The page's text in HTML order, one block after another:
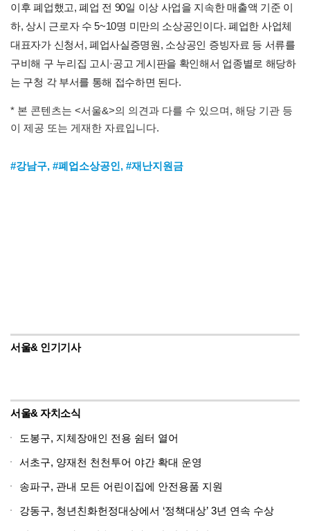
이후 폐업했고, 폐업 전 90일 이상 사업을 지속한 매출액 기준 이
하, 상시 근로자 수 5~10명 미만의 소상공인이다. 폐업한 사업체
대표자가 신청서, 폐업사실증명원, 소상공인 증빙자료 등 서류를
구비해 구 누리집 고시·공고 게시판을 확인해서 업종별로 해당하
는 구청 각 부서를 통해 접수하면 된다.
* 본 콘텐츠는 <서울&>의 의견과 다를 수 있으며, 해당 기관 등
이 제공 또는 게재한 자료입니다.
#강남구, #폐업소상공인, #재난지원금
서울& 인기기사
서울& 자치소식
도봉구, 지체장애인 전용 쉼터 열어
서초구, 양재천 천천투어 야간 확대 운영
송파구, 관내 모든 어린이집에 안전용품 지원
강동구, 청년친화헌정대상에서 ‘정책대상’ 3년 연속 수상